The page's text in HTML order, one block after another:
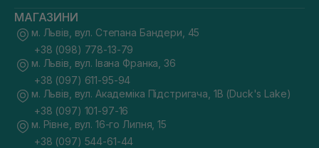
МАГАЗИНИ
м. Львів, вул. Степана Бандери, 45
+38 (098) 778-13-79
м. Львів, вул. Івана Франка, 36
+38 (097) 611-95-94
м. Львів, вул. Академіка Підстригача, 1В (Duck's Lake)
+38 (097) 101-97-16
м. Рівне, вул. 16-го Липня, 15
+38 (097) 544-61-44